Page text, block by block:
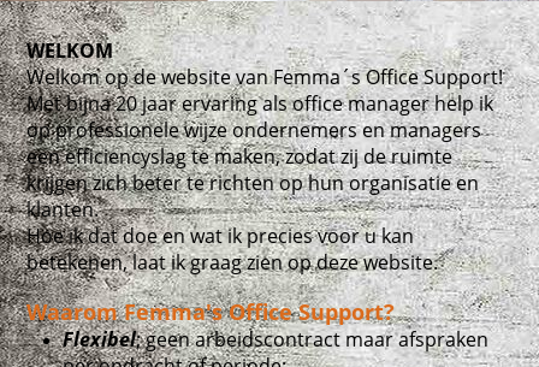
WELKOM
Welkom op de website van Femma´s Office Support!
Met bijna 20 jaar ervaring als office manager help ik
op professionele wijze ondernemers en managers
een efficiencyslag te maken, zodat zij de ruimte
krijgen zich beter te richten op hun organisatie en
klanten.
Hoe ik dat doe en wat ik precies voor u kan
betekenen, laat ik graag zien op deze website.
Waarom Femma's Office Support?
Flexibel; geen arbeidscontract maar afspraken